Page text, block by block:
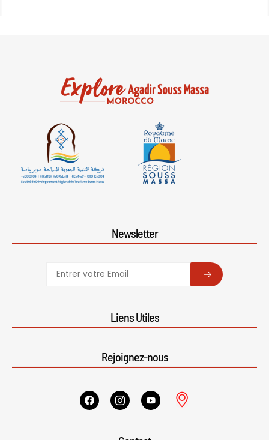
Newsletter
SUBSCRIBE
Liens Utiles
Rejoignez-nous